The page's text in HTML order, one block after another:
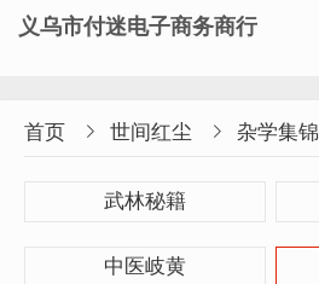
义乌市付迷电子商务商行
首页  世间红尘  杂学集锦
武林秘籍
中医岐黄